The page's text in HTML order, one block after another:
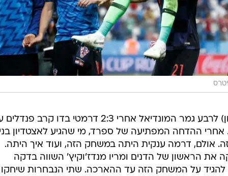
נבחרת קרואטיה עלתה הערב (ראשון) לרבע גמר המונדיאל אחרי 2:3 דרמטי בדו קרב
(1:1 בתום 120 דקות). אחרי ההדחה המפתיעה של ספרד, מי שהגיע לאצטדיון
אולם, דרמה ענקית היתה במשחק הזה, ועוד איך היתה.
את הראשון של הדנים ומריו מנדז'וקיץ' השווה בדקה
על המשחק הזה עד ההארכה. שתי הנבחרות שיחקו